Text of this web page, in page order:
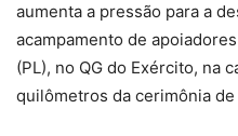
aumenta a pressão para a
acampamento de
(PL), no QG do Exército, na
quilômetros da cerimônia de